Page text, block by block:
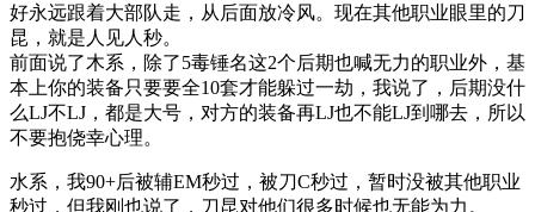
好永远跟着大部队走，从后面放冷风。现在其他职业眼里的刀
昆，就是人见人秒。
前面说了木系，除了5毒锤名这2个后期也喊无力的职业外，基
本上你的装备只要要全10套才能躲过一劫，我说了，后期没什
么LJ不LJ，都是大号，对方的装备再LJ也不能LJ到哪去，所以
不要抱侥幸心理。
水系，我90+后被辅EM秒过，被刀C秒过，暂时没被其他职业
秒过，但我刚也说了，刀昆对他们很多时候也无能为力。